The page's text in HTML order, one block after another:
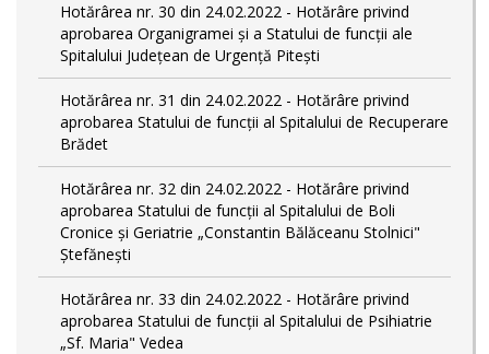
Hotărârea nr. 30 din 24.02.2022 - Hotărâre privind
aprobarea Organigramei și a Statului de funcții ale
Spitalului Județean de Urgență Pitești
Hotărârea nr. 31 din 24.02.2022 - Hotărâre privind
aprobarea Statului de funcții al Spitalului de Recuperare
Brădet
Hotărârea nr. 32 din 24.02.2022 - Hotărâre privind
aprobarea Statului de funcţii al Spitalului de Boli
Cronice și Geriatrie „Constantin Bălăceanu Stolnici"
Ștefănești
Hotărârea nr. 33 din 24.02.2022 - Hotărâre privind
aprobarea Statului de funcții al Spitalului de Psihiatrie
„Sf. Maria" Vedea